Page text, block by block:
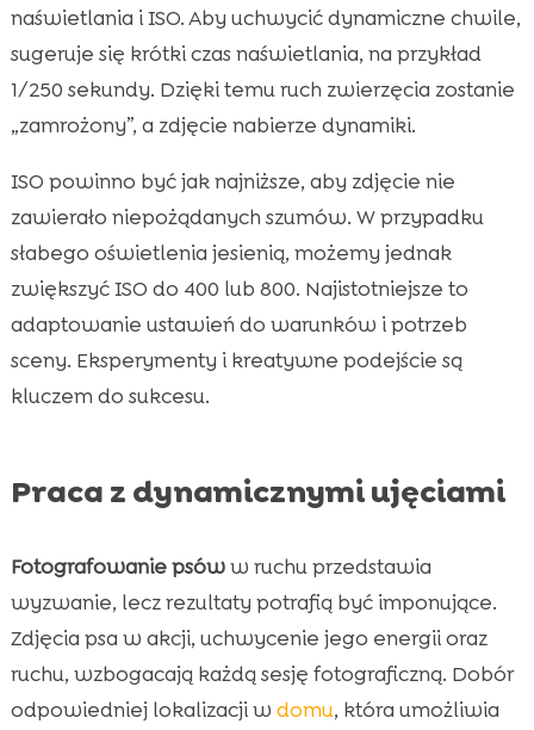
naświetlania i ISO. Aby uchwycić dynamiczne chwile,
sugeruje się krótki czas naświetlania, na przykład
1/250 sekundy. Dzięki temu ruch zwierzęcia zostanie
„zamrożony”, a zdjęcie nabierze dynamiki.
ISO powinno być jak najniższe, aby zdjęcie nie
zawierało niepożądanych szumów. W przypadku
słabego oświetlenia jesienią, możemy jednak
zwiększyć ISO do 400 lub 800. Najistotniejsze to
adaptowanie ustawień do warunków i potrzeb
sceny. Eksperymenty i kreatywne podejście są
kluczem do sukcesu.
Praca z dynamicznymi ujęciami
Fotografowanie psóww ruchu przedstawia
wyzwanie, lecz rezultaty potrafią być imponujące.
Zdjęcia psa w akcji, uchwycenie jego energii oraz
ruchu, wzbogacają każdą sesję fotograficzną. Dobór
odpowiedniej lokalizacji w domu, która umożliwia